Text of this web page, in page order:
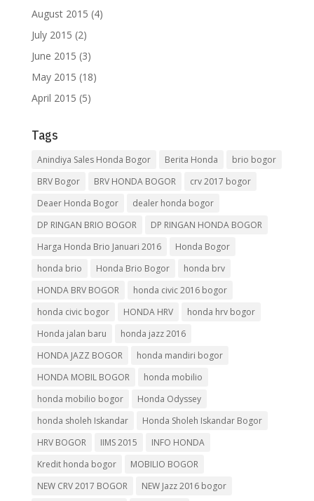
August 2015 (4)
July 2015 (2)
June 2015 (3)
May 2015 (18)
April 2015 (5)
Tags
Anindiya Sales Honda Bogor Berita Honda
brio bogor
BRV Bogor
BRV HONDA BOGOR
crv 2017 bogor
Deaer Honda Bogor
dealer honda bogor
DP RINGAN BRIO BOGOR
DP RINGAN HONDA BOGOR
Harga Honda Brio Januari 2016
Honda Bogor
honda brio
Honda Brio Bogor
honda brv
HONDA BRV BOGOR
honda civic 2016 bogor
honda civic bogor
HONDA HRV
honda hrv bogor
Honda jalan baru
honda jazz 2016
HONDA JAZZ BOGOR
honda mandiri bogor
HONDA MOBIL BOGOR
honda mobilio
honda mobilio bogor
Honda Odyssey
honda sholeh Iskandar
Honda Sholeh Iskandar Bogor
HRV BOGOR
IIMS 2015
INFO HONDA
Kredit honda bogor
MOBILIO BOGOR
NEW CRV 2017 BOGOR
NEW Jazz 2016 bogor